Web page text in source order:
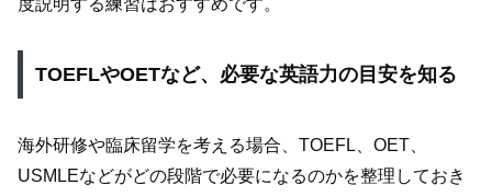
TOEFLやOETなど、必要な英語力の目安を知る
海外研修や臨床留学を考える場合、TOEFL、OET、
USMLEなどがどの段階で必要になるのかを整理しておき